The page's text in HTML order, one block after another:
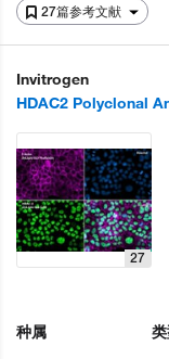
27篇参考文献
Invitrogen
HDAC2 Polyclonal
27
种属